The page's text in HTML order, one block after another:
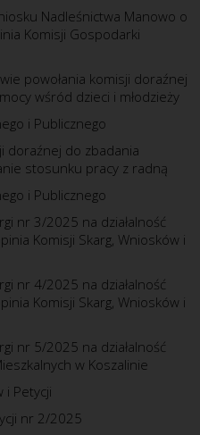
Nadleśnictwa Manowo o
Komisji Gospodarki
powołania komisji doraźnej
wśród dzieci i młodzieży
i Publicznego
doraźnej do zbadania
stosunku pracy z radną
i Publicznego
nr 3/2025 na działalność
Komisji Skarg, Wniosków i
nr 4/2025 na działalność
Komisji Skarg, Wniosków i
nr 5/2025 na działalność
w Koszalinie
i Petycji
nr 2/2025